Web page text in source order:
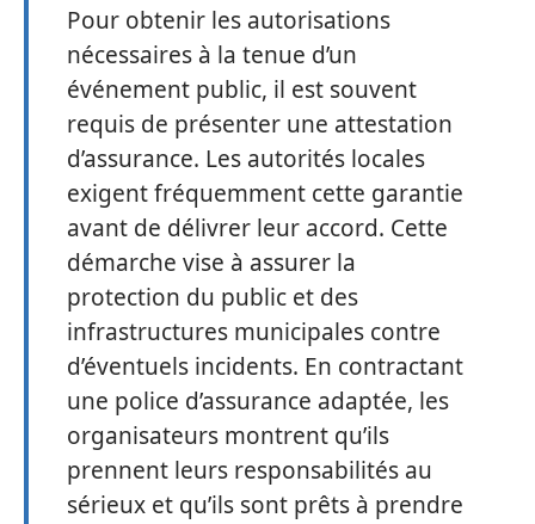
Pour obtenir les autorisations
nécessaires à la tenue d’un
événement public, il est souvent
requis de présenter une attestation
d’assurance. Les autorités locales
exigent fréquemment cette garantie
avant de délivrer leur accord. Cette
démarche vise à assurer la
protection du public et des
infrastructures municipales contre
d’éventuels incidents. En contractant
une police d’assurance adaptée, les
organisateurs montrent qu’ils
prennent leurs responsabilités au
sérieux et qu’ils sont prêts à prendre